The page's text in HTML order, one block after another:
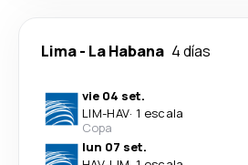
Lima- La Habana 4 días
vie 04 set.
LIM-HAV· 1 escala
Copa
lun 07 set.